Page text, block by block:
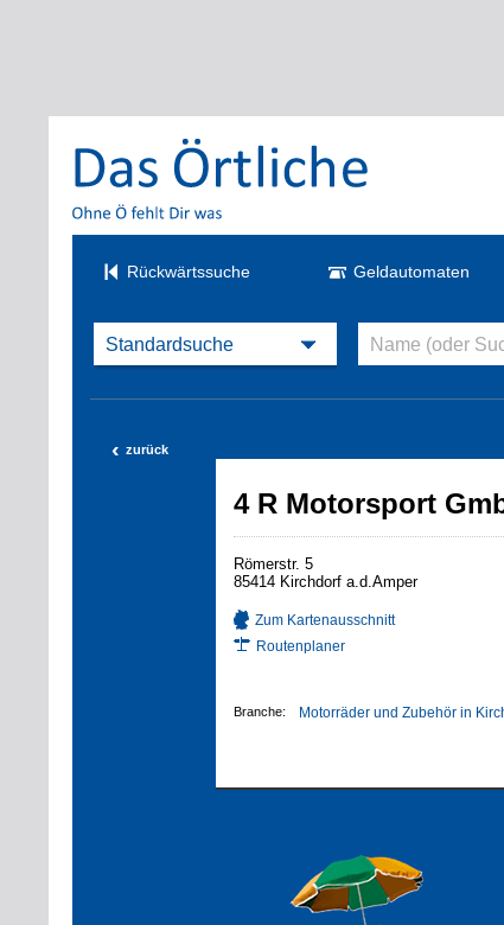
Rückwärtssuche Geldautomaten
‹ zurück
4 R Motorsport
Römerstr. 5
85414 Kirchdorf a.d.Amper
Zum Kartenausschnitt
Routenplaner
Branche: Motorräder und Zubehör in